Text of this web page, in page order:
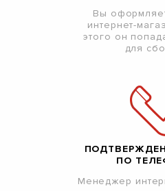
Вы
интернет-
этого он
для
ПО
Менеджер